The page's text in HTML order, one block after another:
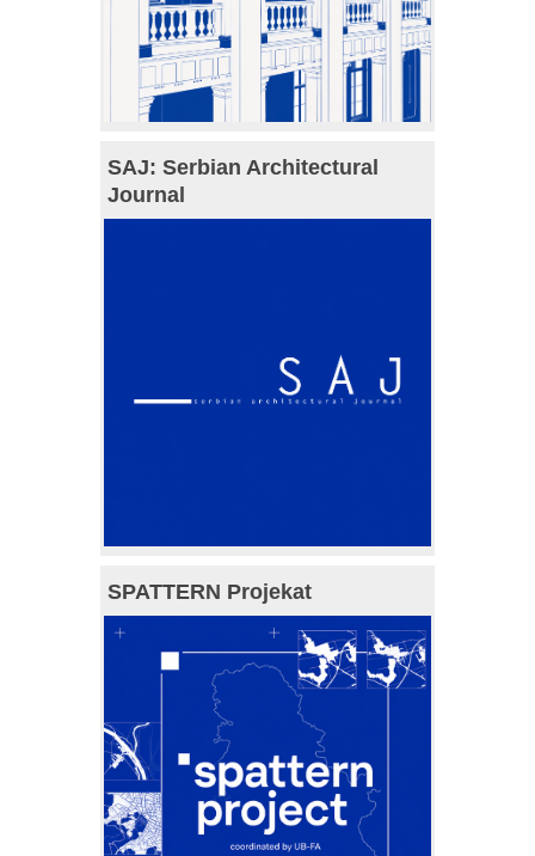
SAJ: Serbian Architectural
Journal
SPATTERN Projekat